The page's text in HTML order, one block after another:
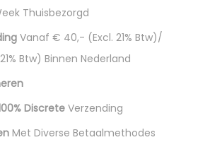
Thuisbezorgd
Vanaf € 40,- (excl. 21% Btw)/
Btw) Binnen Nederland
Discrete Verzending
Met Diverse Betaalmethodes